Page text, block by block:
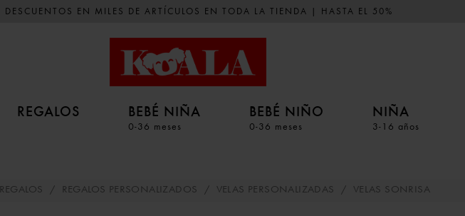
DESCUENTOS EN MILES DE ARTÍCULOS EN TODA LA TIENDA | HASTA EL 50%
REGALOS BEBÉ NIÑA
0-36 meses
BEBÉ NIÑO
0-36 meses
NIÑA
3-16 años
REGALOS / REGALOS PERSONALIZADOS / VELAS PERSONALIZADAS / VELAS SONRISA